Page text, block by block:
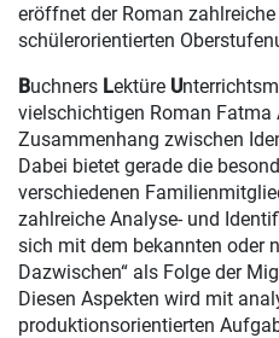
eröffnet der Roman
schülerorientierten
Buchners Lektüre U
vielschichtigen Roman Fatma
Zusammenhang zwischen
Dabei bietet gerade die
verschiedenen
zahlreiche Analyse- und
sich mit dem bekannten oder
Dazwischen“ als Folge der
Diesen Aspekten wird mit
produktionsorientierten